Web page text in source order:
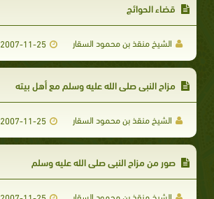
قضاء الحوائج
الشيخ منقذ بن محمود السقار 2007-11-25
مزاح النبي صلى الله عليه وسلم مع أهل بيته
الشيخ منقذ بن محمود السقار 2007-11-25
صور من مزاح النبي صلى الله عليه وسلم
الشيخ منقذ بن محمود السقار